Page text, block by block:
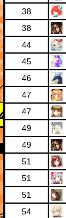
38
38
44
45
46
47
47
49
49
51
51
51
54